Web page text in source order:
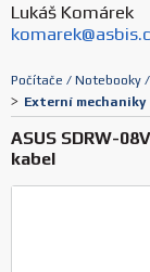
Lukáš Komárek
Počítače / Notebooky
> Externí mechaniky
ASUS SDRW-
kabel